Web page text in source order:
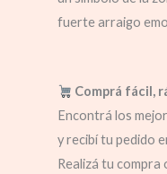
fuerte arraigo
Comprá fácil,
Encontrá los
y recibí tu pedido
Realizá tu compra